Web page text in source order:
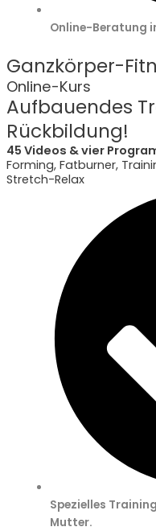
Online-Beratung
Ganzkörper-
Online-Kurs
Aufbauendes
Rückbildung!
45 Videos & vier
Forming, Fatburner,
Stretch-Relax
Spezielles
Mutter.